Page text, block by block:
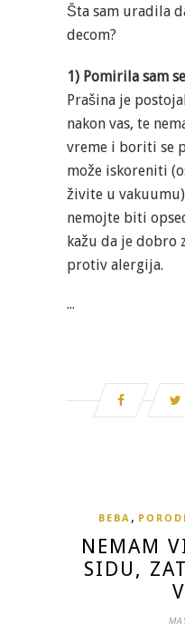
Šta sam uradila
decom?
1) Pomirila sam
Prašina je
nakon vas, te
vreme i boriti se
može iskoreniti
živite u
nemojte biti
kažu da je dobro
protiv alergija.
...
BEBA ,
NEMAM
SIDU,